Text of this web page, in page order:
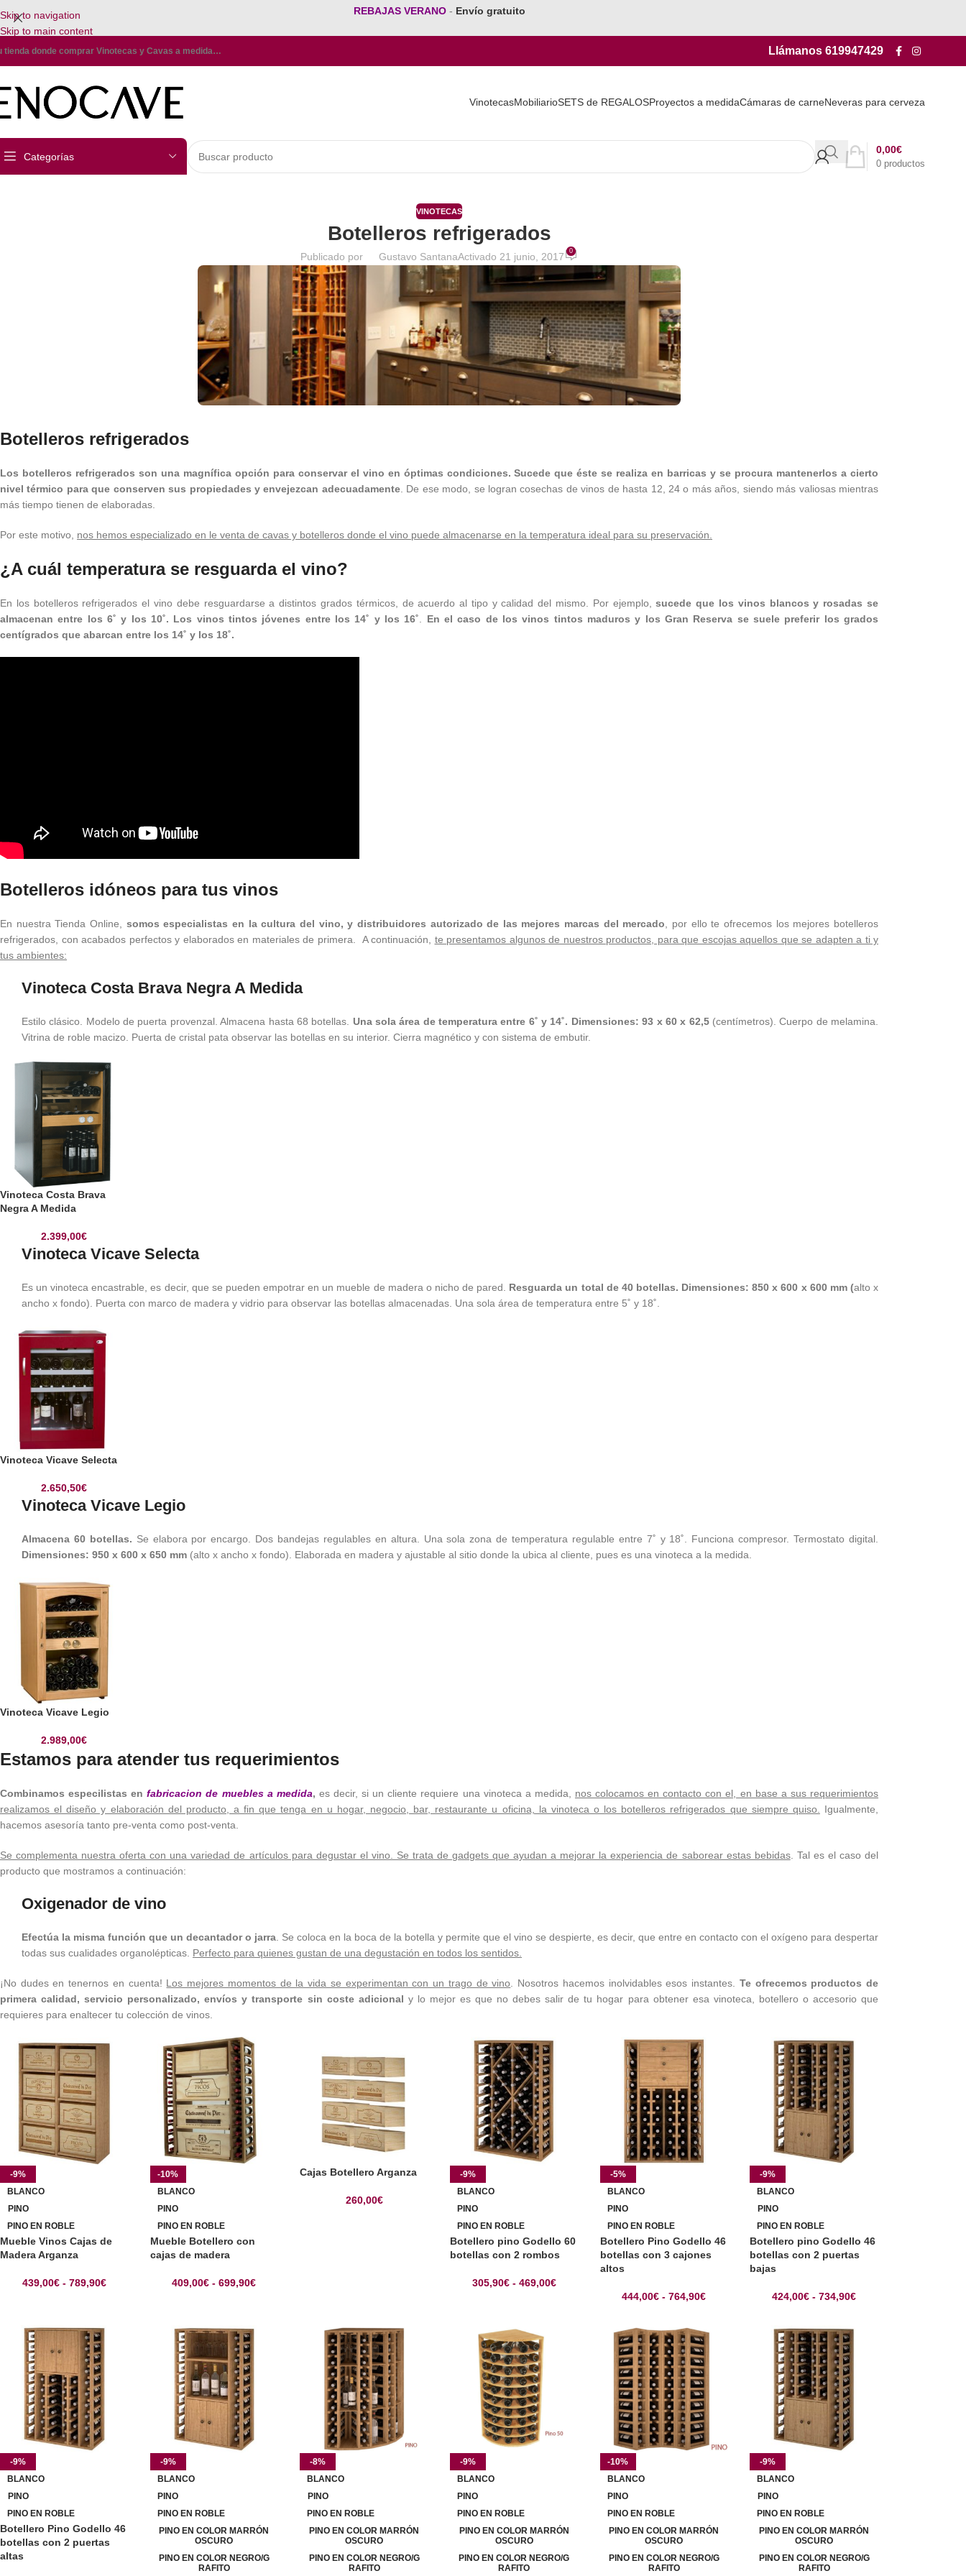
Skip to navigation
Skip to main content
REBAJAS VERANO - Envío gratuito
tienda donde comprar Vinotecas y Cavas a medida… Llámanos 619947429
VinotecasMobiliarioSETS de REGALOSProyectos a medidaCámaras de carneNeveras para cerveza
Categorías
0 productos
0,00€
VINOTECAS
Botelleros refrigerados
Publicado por Gustavo SantanaActivado 21 junio, 2017 0
Botelleros refrigerados
Los botelleros refrigerados son una magnífica opción para conservar el vino en óptimas condiciones. Sucede que éste se realiza en barricas y se procura mantenerlos a cierto
nivel térmico para que conserven sus propiedades y envejezcan adecuadamente. De ese modo, se logran cosechas de vinos de hasta 12, 24 o más años, siendo más valiosas mientras
más tiempo tienen de elaboradas.
Por este motivo, nos hemos especializado en le venta de cavas y botelleros donde el vino puede almacenarse en la temperatura ideal para su preservación.
¿A cuál temperatura se resguarda el vino?
En los botelleros refrigerados el vino debe resguardarse a distintos grados térmicos, de acuerdo al tipo y calidad del mismo. Por ejemplo,sucede que los vinos blancos y rosadas se
almacenan entre los 6˚ y los 10˚. Los vinos tintos jóvenes entre los 14˚ y los 16˚
En el caso de los vinos tintos maduros y los Gran Reserva se suele preferir los grados
centígrados que abarcan entre los 14˚ y los 18˚.
Botelleros idóneos para tus vinos
En nuestra Tienda Online, somos especialistas en la cultura del vino, y distribuidores autorizado de las mejores marcas del mercado , por ello te ofrecemos los mejores botelleros
refrigerados, con acabados perfectos y elaborados en materiales de primera. A continuación, te presentamos algunos de nuestros productos, para que escojas aquellos que se adapten a ti y
tus ambientes:
Vinoteca Costa Brava Negra A Medida
Estilo clásico. Modelo de puerta provenzal. Almacena hasta 68 botellas. Una sola área de temperatura entre 6˚ y 14˚. Dimensiones: 93 x 60 x 62,5(centímetros). Cuerpo de melamina.
Vitrina de roble macizo. Puerta de cristal pata observar las botellas en su interior. Cierra magnético y con sistema de embutir.
Vinoteca Costa Brava
Negra A Medida
2.399,00€
Vinoteca Vicave Selecta
Es un vinoteca encastrable, es decir, que se pueden empotrar en un mueble de madera o nicho de pared. Resguarda un total de 40 botellas. Dimensiones: 850 x 600 x 600 mm (alto x
ancho x fondo). Puerta con marco de madera y vidrio para observar las botellas almacenadas. Una sola área de temperatura entre 5˚ y 18˚.
Vinoteca Vicave Selecta
2.650,50€
Vinoteca Vicave Legio
Almacena 60 botellas. Se elabora por encargo. Dos bandejas regulables en altura. Una sola zona de temperatura regulable entre 7˚ y 18˚. Funciona compresor. Termostato digital.
Dimensiones: 950 x 600 x 650 mm (alto x ancho x fondo). Elaborada en madera y ajustable al sitio donde la ubica al cliente, pues es una vinoteca a la medida.
Vinoteca Vicave Legio
2.989,00€
Estamos para atender tus requerimientos
Combinamos especilistas enfabricacion de muebles a medida, es decir, si un cliente requiere una vinoteca a medida, nos colocamos en contacto con el, en base a sus requerimientos
realizamos el diseño y elaboración del producto, a fin que tenga en u hogar, negocio, bar, restaurante u oficina, la vinoteca o los botelleros refrigerados que siempre quiso.
Igualmente,
hacemos asesoría tanto pre-venta como post-venta.
Se complementa nuestra oferta con una variedad de artículos para degustar el vino. Se trata de gadgets que ayudan a mejorar la experiencia de saborear estas bebidas. Tal es el caso del
producto que mostramos a continuación:
Oxigenador de vino
Efectúa la misma función que un decantador o jarra . Se coloca en la boca de la botella y permite que el vino se despierte, es decir, que entre en contacto con el oxígeno para despertar
todas sus cualidades organolépticas. Perfecto para quienes gustan de una degustación en todos los sentidos.
¡No dudes en tenernos en cuenta! Los mejores momentos de la vida se experimentan con un trago de vino . Nosotros hacemos inolvidables esos instantes.
Te ofrecemos productos de
primera calidad, servicio personalizado, envíos y transporte sin coste adicional y lo mejor es que no debes salir de tu hogar para obtener esa vinoteca, botellero o accesorio que
requieres para enaltecer tu colección de vinos.
-9%
BLANCO
PINO
PINO EN ROBLE
Mueble Vinos Cajas de
Madera Arganza
439,00€ - 789,90€
-10%
BLANCO
PINO
PINO EN ROBLE
Mueble Botellero con
cajas de madera
409,00€ - 699,90€
Cajas Botellero Arganza
260,00€
-9%
BLANCO
PINO
PINO EN ROBLE
Botellero pino Godello 60
botellas con 2 rombos
305,90€ - 469,00€
-5%
BLANCO
PINO
PINO EN ROBLE
Botellero Pino Godello 46
botellas con 3 cajones
altos
444,00€ - 764,90€
-9%
BLANCO
PINO
PINO EN ROBLE
Botellero pino Godello 46
botellas con 2 puertas
bajas
424,00€ - 734,90€
-9%
BLANCO
PINO
PINO EN ROBLE
Botellero Pino Godello 46
botellas con 2 puertas
altas
-9%
BLANCO
PINO
PINO EN ROBLE
PINO EN COLOR MARRÓN
OSCURO
PINO EN COLOR NEGRO/G
RAFITO
-8%
BLANCO
PINO
PINO EN ROBLE
PINO EN COLOR MARRÓN
OSCURO
PINO EN COLOR NEGRO/G
RAFITO
-9%
BLANCO
PINO
PINO EN ROBLE
PINO EN COLOR MARRÓN
OSCURO
PINO EN COLOR NEGRO/G
RAFITO
-10%
BLANCO
PINO
PINO EN ROBLE
PINO EN COLOR MARRÓN
OSCURO
PINO EN COLOR NEGRO/G
RAFITO
-9%
BLANCO
PINO
PINO EN ROBLE
PINO EN COLOR MARRÓN
OSCURO
PINO EN COLOR NEGRO/G
RAFITO